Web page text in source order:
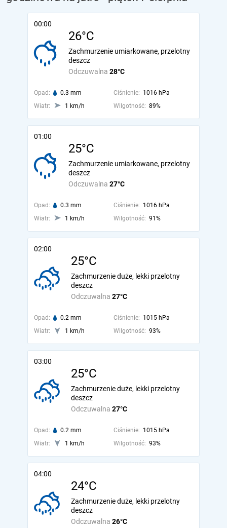
00:00
26°C
Odczuwalna 28°C
Zachmurzenie umiarkowane, przelotny
deszcz
Opad: 0.3 mm Ciśnienie: 1016 hPa
Wiatr:
1 km/h Wilgotność: 89%
01:00
25°C
Odczuwalna 27°C
Zachmurzenie umiarkowane, przelotny
deszcz
Opad: 0.3 mm Ciśnienie: 1016 hPa
Wiatr:
1 km/h Wilgotność: 91%
02:00
25°C
Odczuwalna 27°C
Zachmurzenie duże, lekki przelotny
deszcz
Opad: 0.2 mm Ciśnienie: 1015 hPa
Wiatr:
1 km/h Wilgotność: 93%
03:00
25°C
Odczuwalna 27°C
Zachmurzenie duże, lekki przelotny
deszcz
Opad: 0.2 mm Ciśnienie: 1015 hPa
Wiatr:
1 km/h Wilgotność: 93%
04:00
24°C
Odczuwalna 26°C
Zachmurzenie duże, lekki przelotny
deszcz